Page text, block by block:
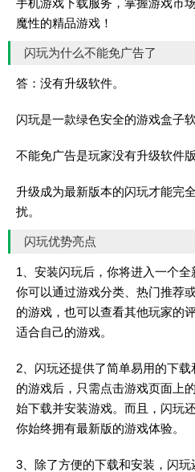
魔性的精品游戏！
闪玩为什么不能免广告了
答：没有升级软件。
闪玩是一款绿色安全的游戏盒子软
不能免广告是玩家没有升级软件版
升级成为最新版本的闪玩才能完
扰。
闪玩优势亮点
1、安装闪玩后，你将进入一个全
你可以通过游戏分类、热门推荐
的游戏，也可以查看其他玩家的
适合自己的游戏。
2、闪玩还提供了简单易用的下
的游戏后，只需点击游戏页面上
始下载并安装游戏。而且，闪玩
你始终拥有最新版的游戏体验。
3、除了方便的下载和安装，闪